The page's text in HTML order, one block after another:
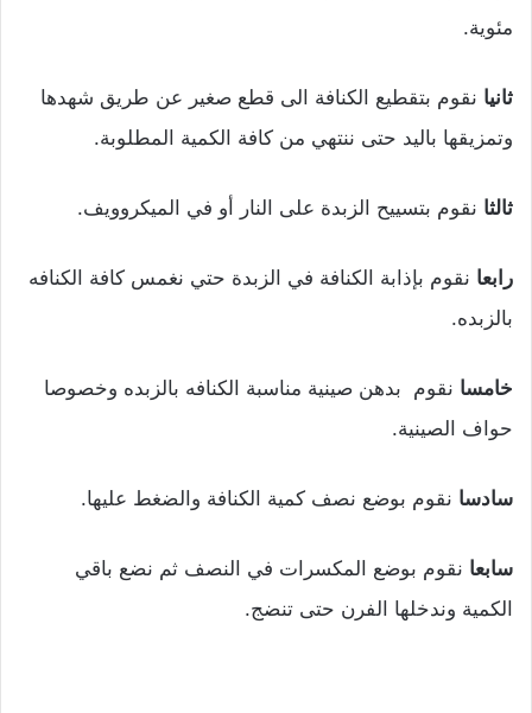
مئوية.
ثانيا نقوم بتقطيع الكنافة الى قطع صغير عن طريق شهدها
وتمزيقها باليد حتى ننتهي من كافة الكمية المطلوبة.
ثالثا نقوم بتسييح الزبدة على النار أو في الميكروويف.
رابعا نقوم بإذابة الكنافة في الزبدة حتي نغمس كافة الكنافه
بالزبده.
خامسا نقوم بدهن صينية مناسبة الكنافه بالزبده وخصوصا
حواف الصينية.
سادسا نقوم بوضع نصف كمية الكنافة والضغط عليها.
سابعا نقوم بوضع المكسرات في النصف ثم نضع باقي
الكمية وندخلها الفرن حتى تنضج.